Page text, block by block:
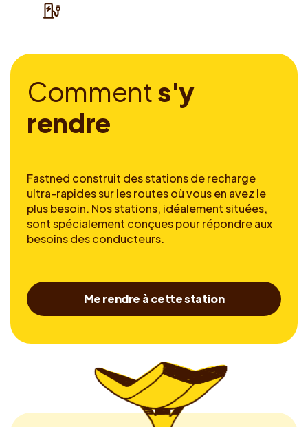
Comment s'y
rendre
Fastned construit des stations de recharge
ultra-rapides sur les routes où vous en avez le
plus besoin. Nos stations, idéalement situées,
sont spécialement conçues pour répondre aux
besoins des conducteurs.
Me rendre à cette station